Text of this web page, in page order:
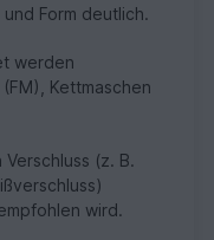
Form deutlich.
werden
Kettmaschen
(z. B.
wird.